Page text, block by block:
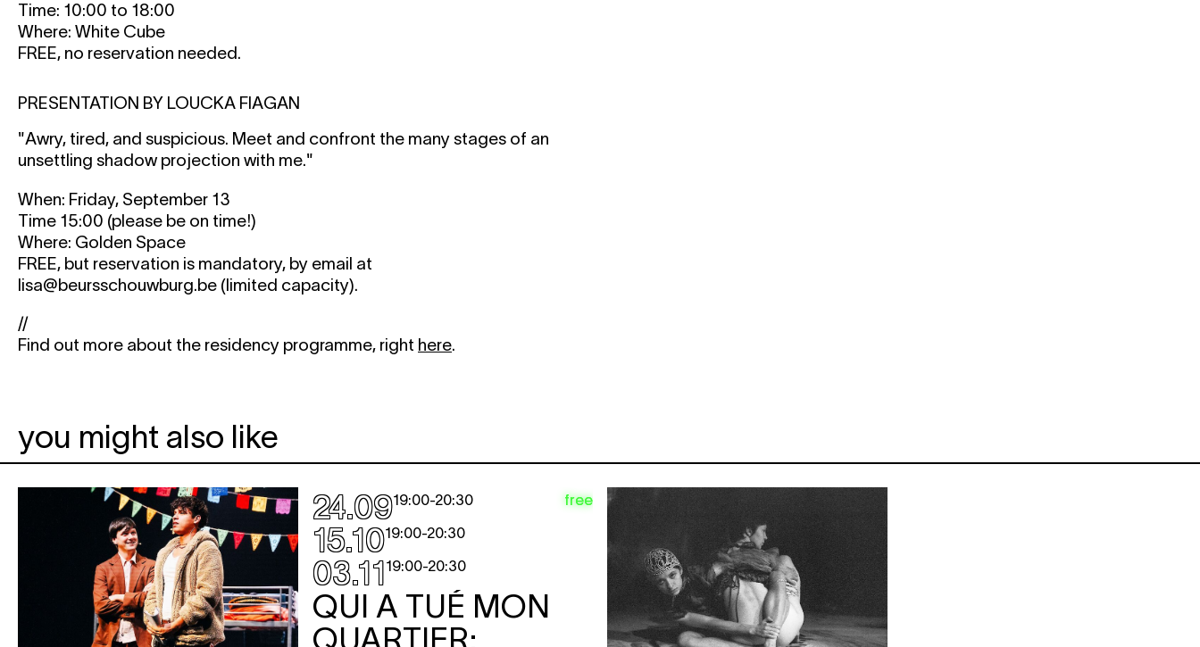
Time: 10:00 to 18:00
Where: White Cube
FREE, no reservation needed.
PRESENTATION BY LOUCKA FIAGAN
"Awry, tired, and suspicious. Meet and confront the many stages of an
unsettling shadow projection with me."
When: Friday, September 13
Time 15:00 (please be on time!)
Where: Golden Space
​​​​​​​​​​​​​​FREE, but reservation is mandatory, by email at
lisa@beursschouwburg.be (limited capacity).
//
Find out more about the residency programme, right here.
you might also like
24.0919:00-20:30
15.1019:00-20:30
03.1119:00-20:30
free
QUI A TUÉ MON
QUARTIER: